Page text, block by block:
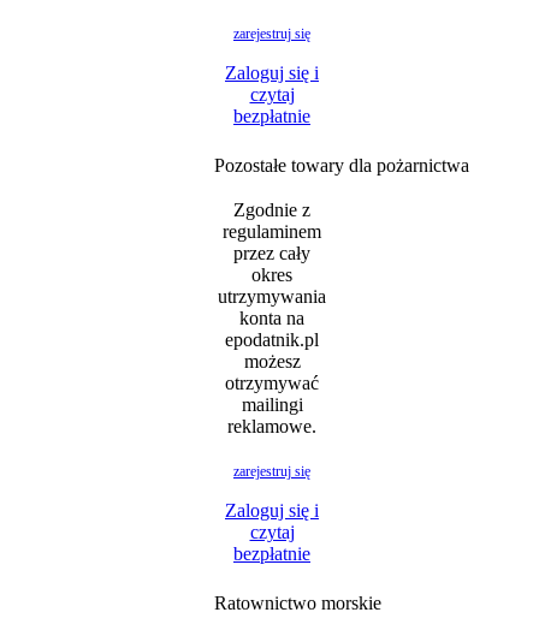
zarejestruj się
Zaloguj się i
czytaj
bezpłatnie
Pozostałe towary dla pożarnictwa
Zgodnie z
regulaminem
przez cały
okres
utrzymywania
konta na
epodatnik.pl
możesz
otrzymywać
mailingi
reklamowe.
zarejestruj się
Zaloguj się i
czytaj
bezpłatnie
Ratownictwo morskie